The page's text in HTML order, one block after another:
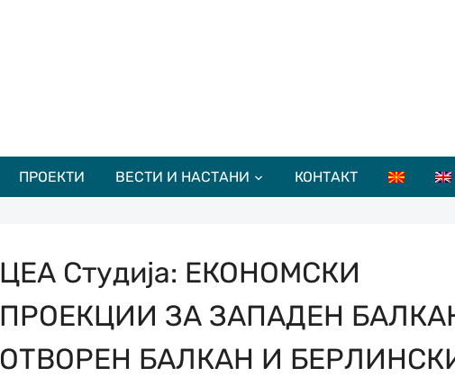
ПРОЕКТИ ВЕСТИ И НАСТАНИ КОНТАКТ
ЦЕА Студија: ЕКОНОМСКИ
ПРОЕКЦИИ ЗА ЗАПАДЕН
ОТВОРЕН БАЛКАН И